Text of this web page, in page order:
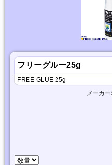
フリーグルー25g
FREE GLUE 25g
メーカ